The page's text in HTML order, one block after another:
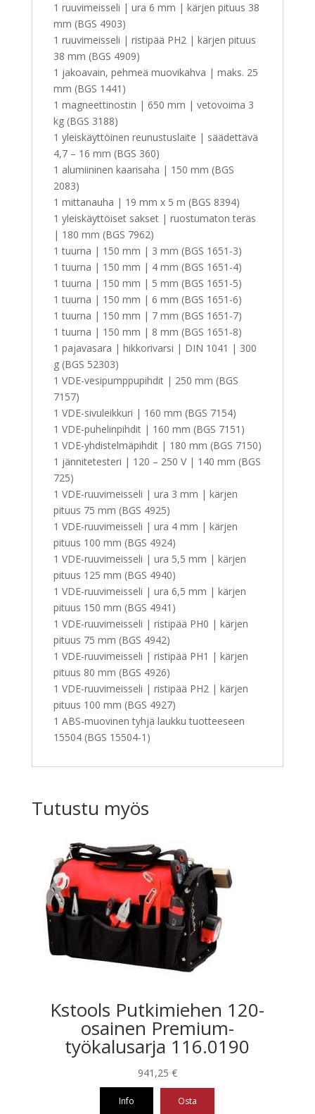
1 ruuvimeisseli | ura 6 mm | kärjen pituus 38
mm (BGS 4903)
1 ruuvimeisseli | ristipää PH2 | kärjen pituus
38 mm (BGS 4909)
1 jakoavain, pehmeä muovikahva | maks. 25
mm (BGS 1441)
1 magneettinostin | 650 mm | vetovoima 3
kg (BGS 3188)
1 yleiskäyttöinen reunustuslaite | säädettävä
4,7 – 16 mm (BGS 360)
1 alumiininen kaarisaha | 150 mm (BGS
2083)
1 mittanauha | 19 mm x 5 m (BGS 8394)
1 yleiskäyttöiset sakset | ruostumaton teräs
| 180 mm (BGS 7962)
1 tuurna | 150 mm | 3 mm (BGS 1651-3)
1 tuurna | 150 mm | 4 mm (BGS 1651-4)
1 tuurna | 150 mm | 5 mm (BGS 1651-5)
1 tuurna | 150 mm | 6 mm (BGS 1651-6)
1 tuurna | 150 mm | 7 mm (BGS 1651-7)
1 tuurna | 150 mm | 8 mm (BGS 1651-8)
1 pajavasara | hikkorivarsi | DIN 1041 | 300
g (BGS 52303)
1 VDE-vesipumppupihdit | 250 mm (BGS
7157)
1 VDE-sivuleikkuri | 160 mm (BGS 7154)
1 VDE-puhelinpihdit | 160 mm (BGS 7151)
1 VDE-yhdistelmäpihdit | 180 mm (BGS 7150)
1 jännitetesteri | 120 – 250 V | 140 mm (BGS
725)
1 VDE-ruuvimeisseli | ura 3 mm | kärjen
pituus 75 mm (BGS 4925)
1 VDE-ruuvimeisseli | ura 4 mm | kärjen
pituus 100 mm (BGS 4924)
1 VDE-ruuvimeisseli | ura 5,5 mm | kärjen
pituus 125 mm (BGS 4940)
1 VDE-ruuvimeisseli | ura 6,5 mm | kärjen
pituus 150 mm (BGS 4941)
1 VDE-ruuvimeisseli | ristipää PH0 | kärjen
pituus 75 mm (BGS 4942)
1 VDE-ruuvimeisseli | ristipää PH1 | kärjen
pituus 80 mm (BGS 4926)
1 VDE-ruuvimeisseli | ristipää PH2 | kärjen
pituus 100 mm (BGS 4927)
1 ABS-muovinen tyhjä laukku tuotteeseen
15504 (BGS 15504-1)
Tutustu myös
Kstools Putkimiehen 120-
osainen Premium-
työkalusarja 116.0190
941,25 €
Info Osta